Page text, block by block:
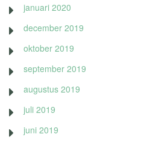
januari 2020
december 2019
oktober 2019
september 2019
augustus 2019
juli 2019
juni 2019